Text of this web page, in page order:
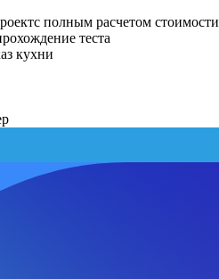
полным расчетом стоимости
теста
кухни